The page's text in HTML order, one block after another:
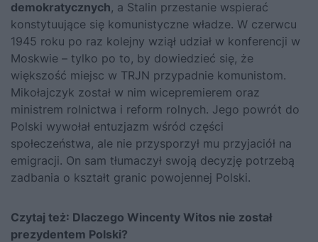
demokratycznych, a Stalin przestanie wspierać
konstytuujące się komunistyczne władze. W czerwcu
1945 roku po raz kolejny wziął udział w konferencji w
Moskwie – tylko po to, by dowiedzieć się, że
większość miejsc w TRJN przypadnie komunistom.
Mikołajczyk został w nim wicepremierem oraz
ministrem rolnictwa i reform rolnych. Jego powrót do
Polski wywołał entuzjazm wśród części
społeczeństwa, ale nie przysporzył mu przyjaciół na
emigracji. On sam tłumaczył swoją decyzję potrzebą
zadbania o kształt granic powojennej Polski.
Czytaj też: Dlaczego Wincenty Witos nie został
prezydentem Polski?